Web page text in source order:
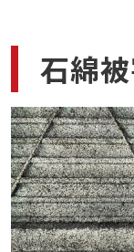
まとめ
石綿